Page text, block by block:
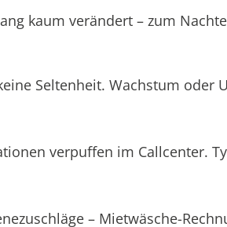
kaum verändert – zum
Seltenheit. Wachstum
verpuffen im Callcenter.
– Mietwäsche-